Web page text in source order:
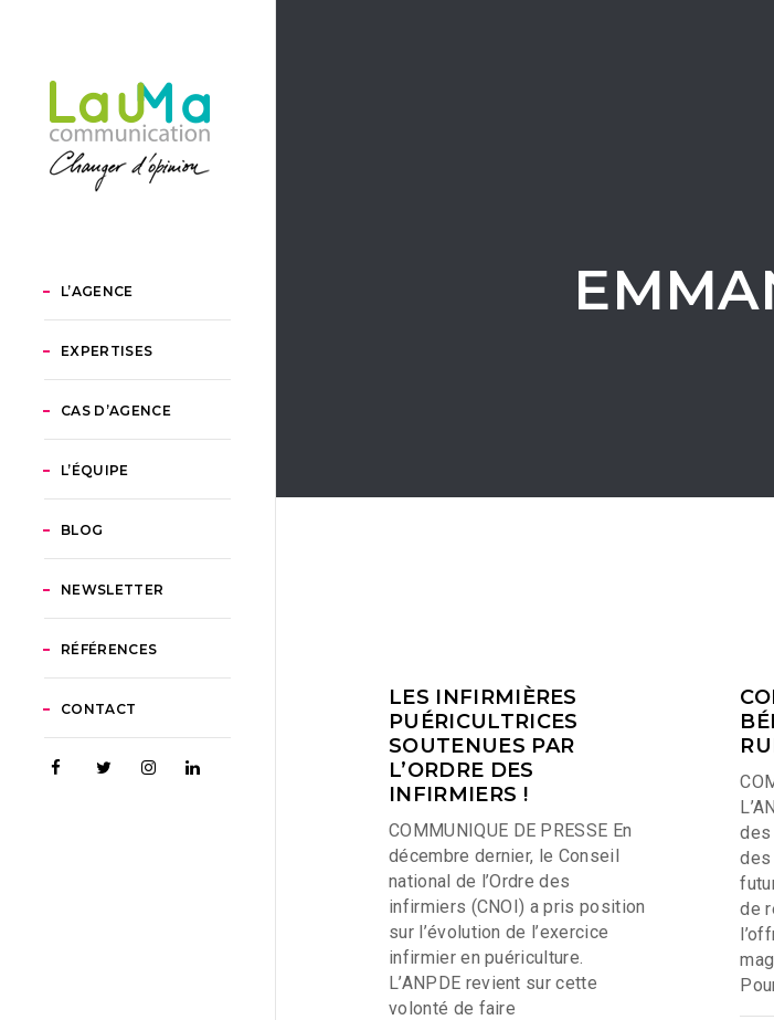
L’AGENCE
EXPERTISES
CAS D’AGENCE
L’ÉQUIPE
BLOG
NEWSLETTER
RÉFÉRENCES
CONTACT
LES INFIRMIÈRES
PUÉRICULTRICES
SOUTENUES PAR
L’ORDRE DES
INFIRMIERS !
COMMUNIQUE DE PRESSE En
décembre dernier, le Conseil
national de l’Ordre des
infirmiers (CNOI) a pris position
sur l’évolution de l’exercice
infirmier en puériculture.
L’ANPDE revient sur cette
volonté de faire
des
de